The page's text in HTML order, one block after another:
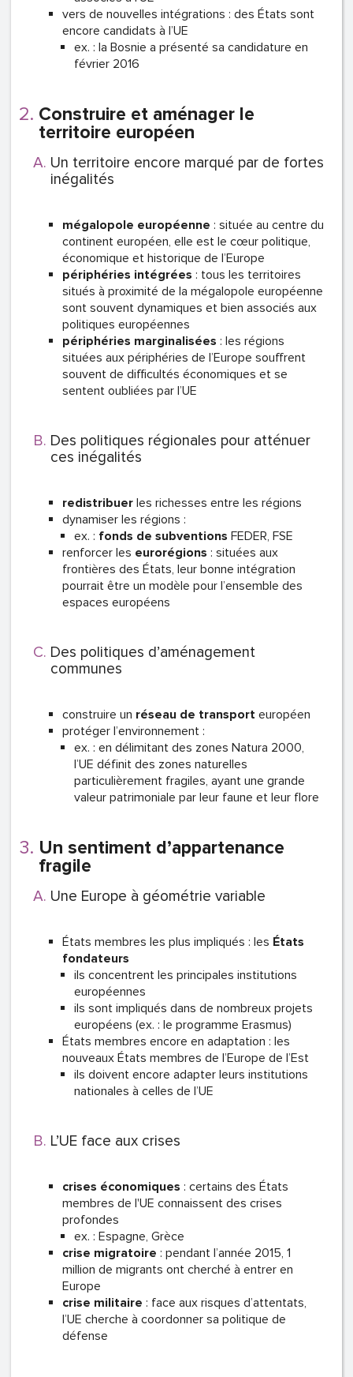
vers de nouvelles intégrations : des États sont
encore candidats à l’UE
ex. : la Bosnie a présenté sa candidature en
février 2016
Construire et aménager le
territoire européen
Un territoire encore marqué par de fortes
inégalités
mégalopole européenne : située au centre du
continent européen, elle est le cœur politique,
économique et historique de l’Europe
périphéries intégrées : tous les territoires
situés à proximité de la mégalopole européenne
sont souvent dynamiques et bien associés aux
politiques européennes
périphéries marginalisées : les régions
situées aux périphéries de l’Europe souffrent
souvent de difficultés économiques et se
sentent oubliées par l’UE
Des politiques régionales pour atténuer
ces inégalités
redistribuer les richesses entre les régions
dynamiser les régions :
ex. : fonds de subventions FEDER, FSE
renforcer les eurorégions : situées aux
frontières des États, leur bonne intégration
pourrait être un modèle pour l’ensemble des
espaces européens
Des politiques d’aménagement
communes
construire un réseau de transport européen
protéger l’environnement :
ex. : en délimitant des zones Natura 2000,
l’UE définit des zones naturelles
particulièrement fragiles, ayant une grande
valeur patrimoniale par leur faune et leur flore
Un sentiment d’appartenance
fragile
Une Europe à géométrie variable
États membres les plus impliqués : les États
fondateurs
ils concentrent les principales institutions
européennes
ils sont impliqués dans de nombreux projets
européens (ex. : le programme Erasmus)
États membres encore en adaptation : les
nouveaux États membres de l’Europe de l’Est
ils doivent encore adapter leurs institutions
nationales à celles de l’UE
L’UE face aux crises
crises économiques : certains des États
membres de l'UE connaissent des crises
profondes
ex. : Espagne, Grèce
crise migratoire : pendant l’année 2015, 1
million de migrants ont cherché à entrer en
Europe
crise militaire : face aux risques d’attentats,
l’UE cherche à coordonner sa politique de
défense